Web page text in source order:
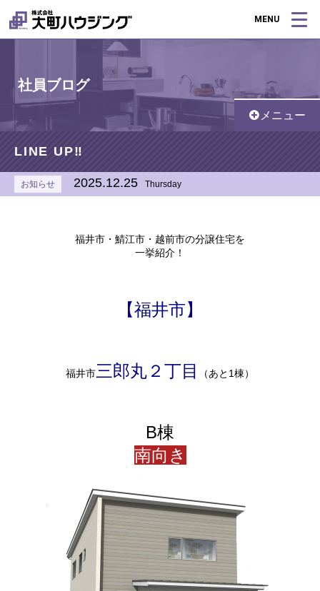
MENU
社員ブログ
メニュー
LINE UP‼
お知らせ 2025.12.25 Thursday
福井市・鯖江市・越前市の分譲住宅を
一挙紹介！
【福井市】
福井市三郎丸２丁目 （あと1棟）
B棟
南向き